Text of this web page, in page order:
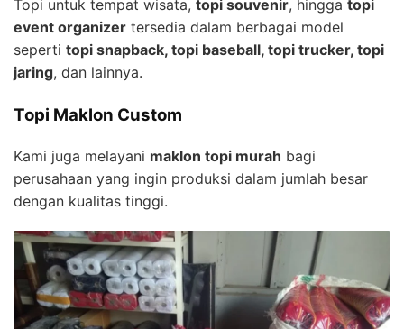
Topi untuk tempat wisata, topi souvenir, hingga topi
event organizer tersedia dalam berbagai model
seperti topi snapback, topi baseball, topi trucker, topi
jaring, dan lainnya.
Topi Maklon Custom
Kami juga melayani maklon topi murah bagi
perusahaan yang ingin produksi dalam jumlah besar
dengan kualitas tinggi.